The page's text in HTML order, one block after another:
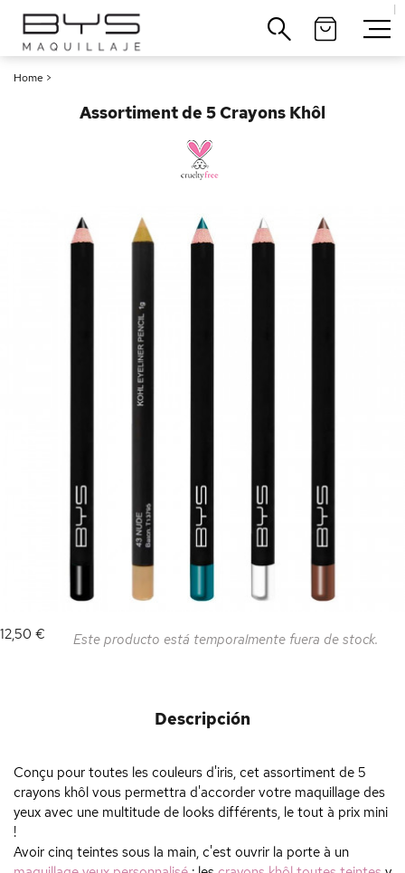
|
Home >
Assortiment de 5 Crayons Khôl
12,50 € Este producto está temporalmente fuera de stock.
Descripción
Conçu pour toutes les couleurs d'iris, cet assortiment de 5
crayons khôl vous permettra d'accorder votre maquillage des
yeux avec une multitude de looks différents, le tout à prix mini
!
Avoir cinq teintes sous la main, c'est ouvrir la porte à un
Cerrar